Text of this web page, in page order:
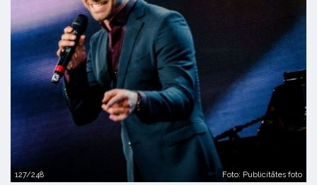
127/248 Foto: Publicitātes foto